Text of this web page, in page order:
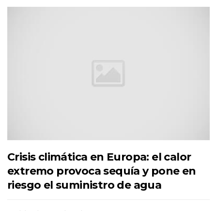
Crisis climática en Europa: el calor
extremo provoca sequía y pone en
riesgo el suministro de agua